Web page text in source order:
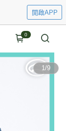
開啟APP
0
1/9